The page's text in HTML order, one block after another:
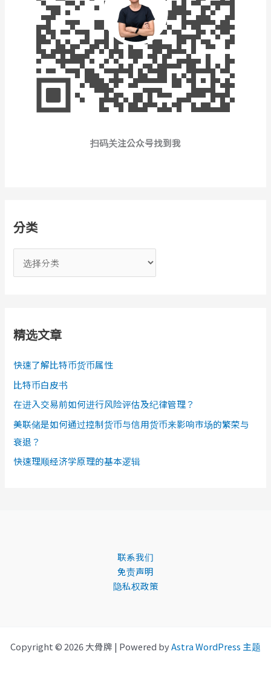
扫码关注公众号找到我
分类
类
精选文章
快速了解比特币货币属性
比特币白皮书
在进入交易前如何进行风险评估及纪律管理？
美联储是如何通过控制货币与信用货币来影响市场的繁荣与
衰退？
快速理顺经济学原理的基本逻辑
联系我们
免责声明
隐私权政策
Copyright © 2026 大骨牌 | Powered byAstra WordPress 主题